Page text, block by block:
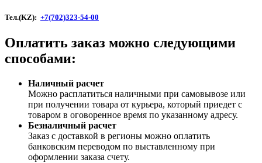
Тел.(KZ): +7(702)323-54-00
Оплатить заказ можно следующими
способами:
Наличный расчет
Можно расплатиться наличными при самовывозе или
при получении товара от курьера, который приедет с
товаром в оговоренное время по указанному адресу.
Безналичный расчет
Заказ c доставкой в регионы можно оплатить
банковским переводом по выставленному при
оформлении заказа счету.